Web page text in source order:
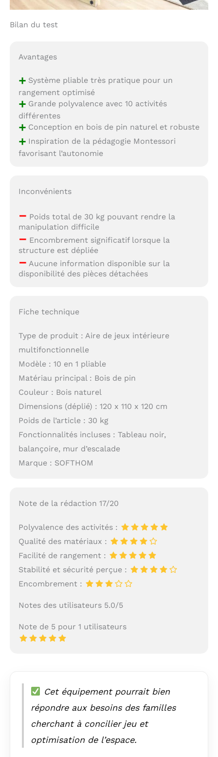
Bilan du test
Avantages
+Système pliable très pratique pour un
rangement optimisé
+Grande polyvalence avec 10 activités
différentes
+Conception en bois de pin naturel et robuste
+Inspiration de la pédagogie Montessori
favorisant l’autonomie
Inconvénients
– Poids total de 30 kg pouvant rendre la
manipulation difficile
– Encombrement significatif lorsque la
structure est dépliée
– Aucune information disponible sur la
disponibilité des pièces détachées
Fiche technique
Type de produit : Aire de jeux intérieure
multifonctionnelle
Modèle : 10 en 1 pliable
Matériau principal : Bois de pin
Couleur : Bois naturel
Dimensions (déplié) : 120 x 110 x 120 cm
Poids de l’article : 30 kg
Fonctionnalités incluses : Tableau noir,
balançoire, mur d’escalade
Marque : SOFTHOM
Note de la rédaction 17/20
Polyvalence des activités :
Qualité des matériaux :
Facilité de rangement :
Stabilité et sécurité perçue :
Encombrement :
Notes des utilisateurs 5.0/5
Note de 5 pour 1 utilisateurs
Cet équipement pourrait bien
répondre aux besoins des familles
cherchant à concilier jeu et
optimisation de l’espace.